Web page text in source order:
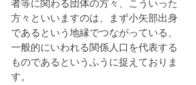
者等に関わる団体の方々、こういった
方々といいますのは、まず小矢部出身
であるという地縁でつながっている、
一般的にいわれる関係人口を代表する
ものであるというふうに捉えておりま
す。